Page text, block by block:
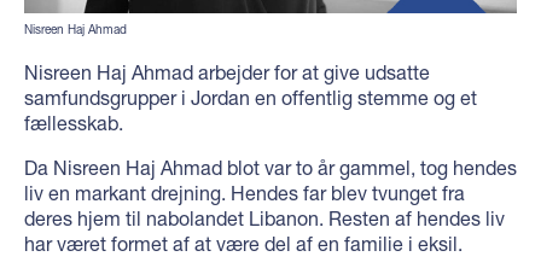
Nisreen Haj Ahmad
Nisreen Haj Ahmad arbejder for at give udsatte
samfundsgrupper i Jordan en offentlig stemme og et
fællesskab.
Da Nisreen Haj Ahmad blot var to år gammel, tog hendes
liv en markant drejning. Hendes far blev tvunget fra
deres hjem til nabolandet Libanon. Resten af hendes liv
har været formet af at være del af en familie i eksil.